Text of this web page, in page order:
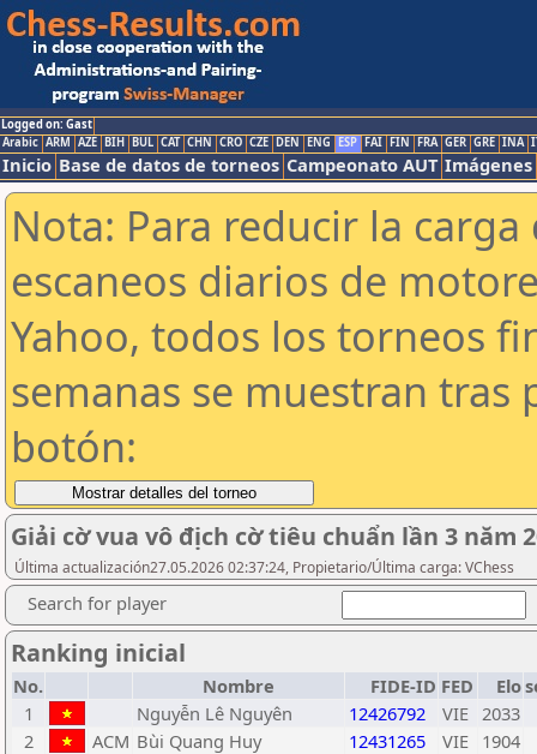
Logged on: Gast
Arabic ARM AZE BIH BUL CAT CHN CRO CZE DEN ENG ESP FAI FIN FRA GER GRE INA
Inicio Base de datos de torneos Campeonato AUT Imágenes
Nota: Para reducir la
escaneos diarios de
Yahoo, todos los torneos
semanas se muestran tras
botón:
Giải cờ vua vô địch cờ tiêu chuẩn lần 3 năm
Última actualización27.05.2026 02:37:24, Propietario/Última carga: VChess
Search for player
Ranking inicial
No. Nombre FIDE-ID FED Elo
1
Nguyễn Lê Nguyên 12426792 VIE 2033
2
ACM Bùi Quang Huy 12431265 VIE 1904